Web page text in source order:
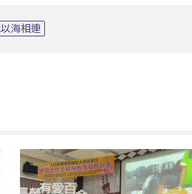
海相連